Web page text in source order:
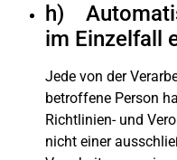
h)
im Einzelfall
Jede von der
betroffene Person
Richtlinien- und
nicht einer